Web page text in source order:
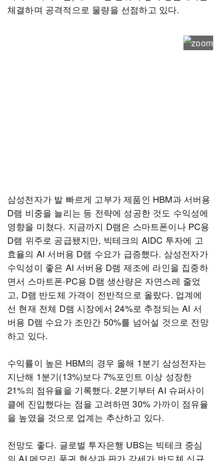
체결하며 공격적으로 물량을 선점하고 있다.
삼성전자가 발 빠르게 고부가 제품인 HBM과 서버용
D램 비중을 늘리는 등 전략에 성공한 것도 수익성에
영향을 미쳤다. 지금까지 D램은 스마트폰이나 PC용
D램 위주로 공급됐지만, 빅테크의 AIDC 투자에 고
효율의 AI 서버용 D램 수요가 급증했다. 삼성전자가
수익성이 좋은 AI 서버용 D램 제조에 라인을 집중하
면서 스마트폰·PC용 D램 생산량은 자연스레 줄었
고, D램 반도체 가격이 전반적으로 올랐다. 업계에
선 현재 전체 D램 시장에서 24%로 추정되는 AI 서
버용 D램 수요가 조만간 50%를 넘어설 것으로 전망
하고 있다.
수익률이 높은 HBM의 경우 올해 1분기 삼성전자는
지난해 1분기(13%)보다 7%포인트 이상 성장한
21%의 점유율을 기록했다. 2분기부터 AI 슈퍼사이
클에 진입했다는 점을 고려하면 30% 가까이 점유율
을 높였을 것으로 업계는 추산하고 있다.
전망도 좋다. 글로벌 투자은행 UBS는 빅테크 중심
의 AI 메모리 품귀 현상과 판가 강세가 반도체 신규